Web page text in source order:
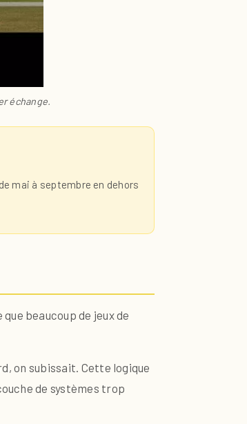
échange.
mai à septembre en dehors
beaucoup de jeux de
on subissait. Cette logique
de systèmes trop